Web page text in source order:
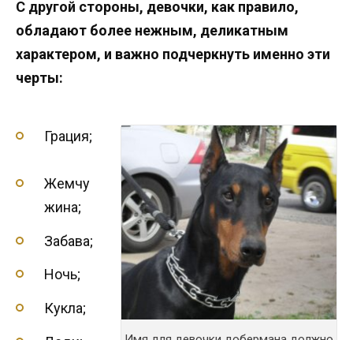
С другой стороны, девочки, как правило,
обладают более нежным, деликатным
характером, и важно подчеркнуть именно эти
черты:
Грация;
Жемчу
жина;
Забава;
Ночь;
Кукла;